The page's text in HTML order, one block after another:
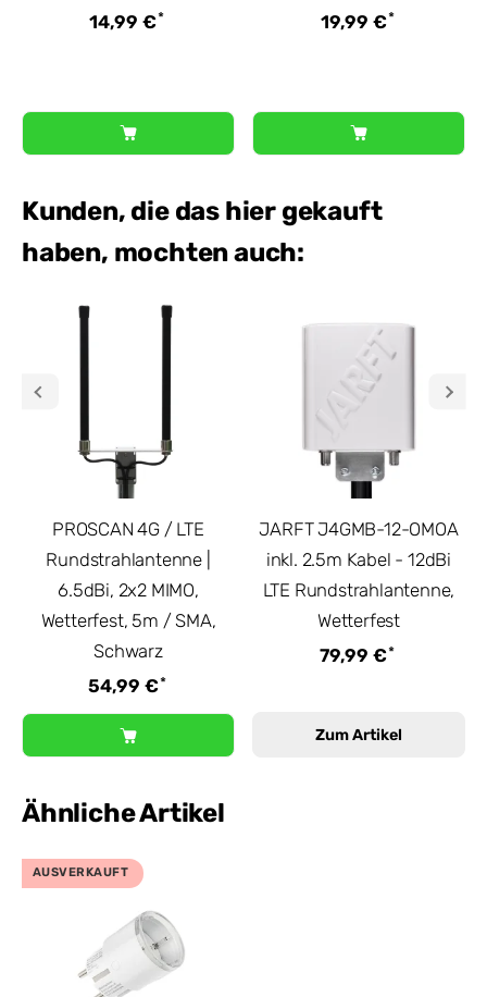
14,99 €*
19,99 €*
Kunden, die das hier gekauft
haben, mochten auch:
PROSCAN 4G / LTE
Rundstrahlantenne |
6.5dBi, 2x2 MIMO,
Wetterfest, 5m / SMA,
Schwarz
54,99 €*
JARFT J4GMB-12-OMOA
inkl. 2.5m Kabel - 12dBi
LTE Rundstrahlantenne,
Wetterfest
79,99 €*
Zum Artikel
Ähnliche Artikel
AUSVERKAUFT